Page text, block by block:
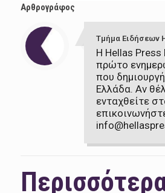
Αρθρογράφος
Τμήμα Ειδήσεων
Η Hellas Press
πρώτο
που
Ελλάδα. Αν
ενταχθείτε